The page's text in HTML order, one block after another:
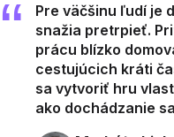
Pre väčšinu ľudí je
snažia pretrpieť.
prácu blízko
cestujúcich kráti
sa vytvoriť hru
ako dochádzanie